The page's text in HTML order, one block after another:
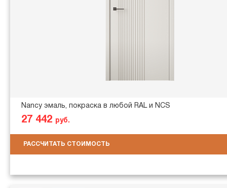
Nancy эмаль, покраска в любой RAL и NCS
27 442 руб.
РАССЧИТАТЬ СТОИМОСТЬ